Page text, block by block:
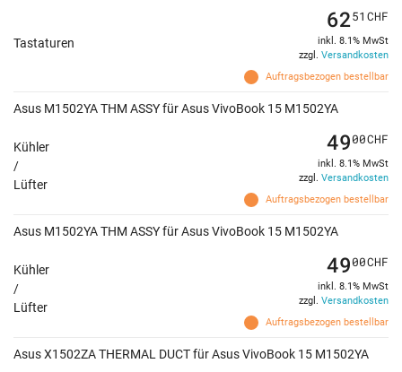
Tastaturen
Auftragsbezogen bestellbar
6251 CHF
inkl. 8.1% MwSt
zzgl. Versandkosten
Asus M1502YA THM ASSY für Asus VivoBook 15 M1502YA
Kühler
/
Lüfter
Auftragsbezogen bestellbar
4900CHF
inkl. 8.1% MwSt
zzgl. Versandkosten
Asus M1502YA THM ASSY für Asus VivoBook 15 M1502YA
Kühler
/
Lüfter
Auftragsbezogen bestellbar
4900CHF
inkl. 8.1% MwSt
zzgl. Versandkosten
Asus X1502ZA THERMAL DUCT für Asus VivoBook 15 M1502YA